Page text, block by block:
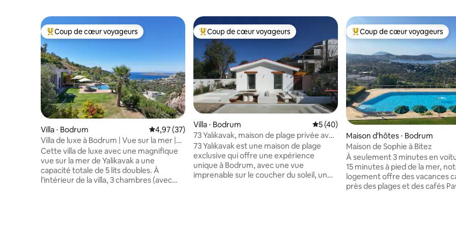
Coups de cœur voyageurs les plus appréciés
Coup de cœur voyageurs
Villa ⋅ Bodrum Évaluation moyenne sur la base de 37 commentaires : 4,97 sur 5
4,97 (37)
Villa de luxe à Bodrum | Vue sur la mer |
Piscine privée
Cette villa de luxe avec une magnifique
vue sur la mer de Yalikavak a une
capacité totale de 5 lits doubles. À
l'intérieur de la villa, 3 chambres (avec
Coups de cœur voyageurs les plus appréciés
Coup de cœur voyageurs
Villa ⋅ Bodrum Évaluation moyenne sur la base de 40
5 (40)
73 Yalıkavak, maison de plage privée avec
vue sur le coucher du soleil
73 Yalıkavak est une maison de plage
exclusive qui offre une expérience
unique à Bodrum, avec une vue
imprenable sur le coucher du soleil, un
Coups de cœur voyageurs les
Coup de cœur voyageurs
Maison d'hôtes ⋅ Bodrum
Maison de Sophie à Bitez
À seulement 3 minutes en
15 minutes à pied de la mer,
logement offre des vacances
près des plages et des cafés